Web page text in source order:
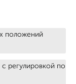
положений
регулировкой по